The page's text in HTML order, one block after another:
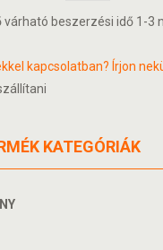
beszerzési idő 1-3
kapcsolatban? Írjon
KATEGÓRIÁK